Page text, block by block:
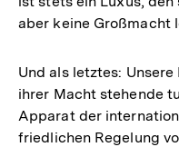
aber keine Großmacht
Und als letztes:
ihrer Macht stehende
Apparat der
friedlichen Regelung